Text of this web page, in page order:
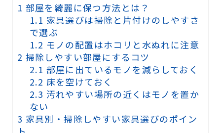
1 部屋を綺麗に保つ方法とは？
1.1 家具選びは掃除と片付けのしやすさ
で選ぶ
1.2 モノの配置はホコリと水ぬれに注意
2 掃除しやすい部屋にするコツ
2.1 部屋に出ているモノを減らしておく
2.2 床を空けておく
2.3 汚れやすい場所の近くはモノを置か
ない
3 家具別・掃除しやすい家具選びのポイン